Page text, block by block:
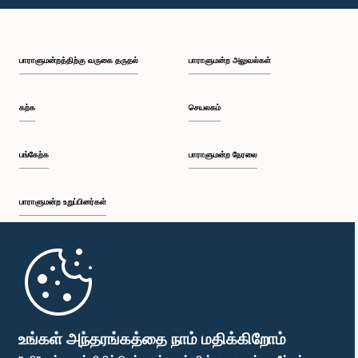
உங்கள் அந்தரங்கத்தை நாம் மதிக்கிறோம்
பி.ப. 1:43 - பி.ப. 1:53
பி.ப. 2:01 - பி.ப. 2:12
பி.ப. 2:20 - பி.ப. 2:29
பாராளுமன்றத்திற்கு வருகை தருதல்
கற்க
பங்கேற்க
பாராளுமன்ற உறுப்பினர்கள்
முதற்பக்கம்
பாராளுமன்ற அலுவல்கள்
செயலகம்
பாராளுமன்ற நேரலை
பாராளுமன்ற கையடக்க செயலி